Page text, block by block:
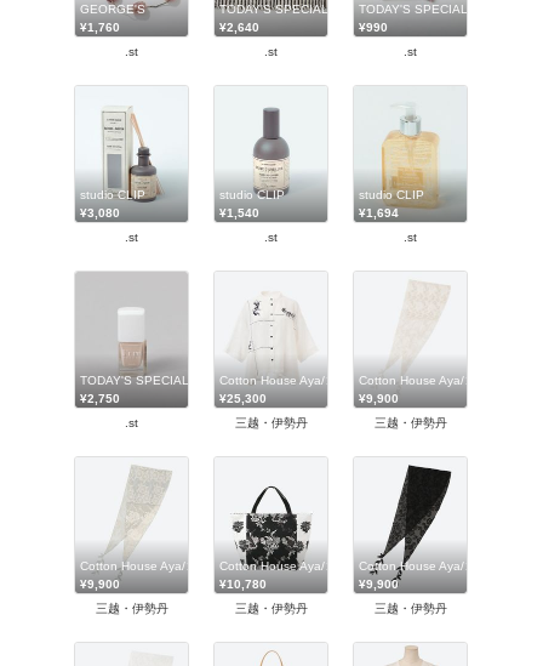
GEORGE'S
¥1,760
.st
TODAY'S SPECIAL
¥2,640
.st
TODAY'S SPECIAL
¥990
.st
studio CLIP
¥3,080
.st
studio CLIP
¥1,540
.st
studio CLIP
¥1,694
.st
TODAY'S SPECIAL
¥2,750
.st
Cotton House Aya/コットンハウス・アヤ
¥25,300
三越・伊勢丹
Cotton House Aya/コットンハウ
¥9,900
三越・伊勢丹
Cotton House Aya/コットンハウス・アヤ
¥9,900
三越・伊勢丹
Cotton House Aya/コットンハウス・アヤ
¥10,780
三越・伊勢丹
Cotton House Aya/コットンハウ
¥9,900
三越・伊勢丹